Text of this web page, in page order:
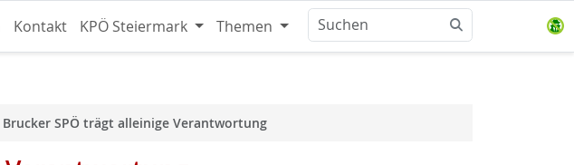
Kontakt KPÖ Steiermark Themen
SPÖ trägt alleinige Verantwortung